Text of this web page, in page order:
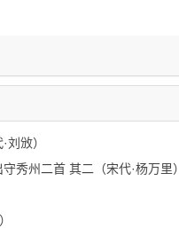
刘攽）
秀州二首 其二（宋代·杨万里）